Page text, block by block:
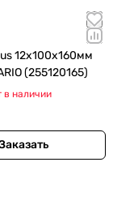
12х100х160мм
(255120165)
в наличии